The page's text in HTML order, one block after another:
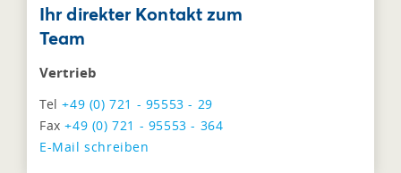
Ihr direkter Kontakt zum
Team
Vertrieb
Tel+49 (0) 721 - 95553 - 29
Fax+49 (0) 721 - 95553 - 364
E-Mail schreiben